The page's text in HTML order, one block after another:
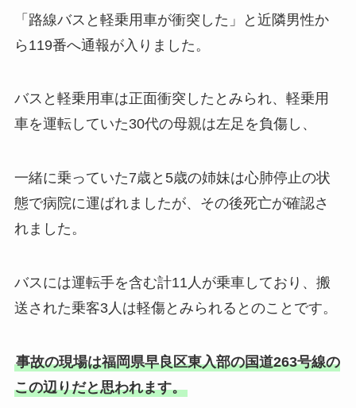
「路線バスと軽乗用車が衝突した」と近隣男性か
ら119番へ通報が入りました。
バスと軽乗用車は正面衝突したとみられ、軽乗用
車を運転していた30代の母親は左足を負傷し、
一緒に乗っていた7歳と5歳の姉妹は心肺停止の状
態で病院に運ばれましたが、その後死亡が確認さ
れました。
バスには運転手を含む計11人が乗車しており、搬
送された乗客3人は軽傷とみられるとのことです。
事故の現場は福岡県早良区東入部の国道263号線の
この辺りだと思われます。